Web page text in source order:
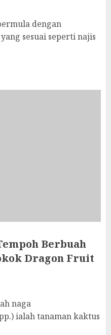
dengan
sesuai seperti najis
Berbuah
Dragon Fruit
naga
ialah tanaman kaktus